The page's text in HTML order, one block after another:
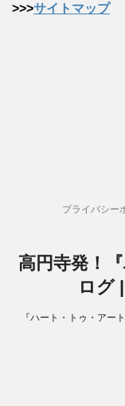
>>>サイトマップ
プライバシー
高円寺発！
ログ
『ハート・トゥ・アー